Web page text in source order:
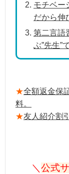
モチベー
だから伸
第二言語
ぶ”先生”
★全額返金保
料。
★友人紹介割
＼ 公式